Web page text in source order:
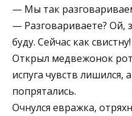
— Мы так
— Разговариваете? Ой,
буду. Сейчас как свистну!
Открыл медвежонок
испуга чувств лишился,
попрятались.
Очнулся евражка,